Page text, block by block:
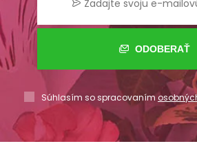
ODOBERAŤ
Súhlasím so spracovaním